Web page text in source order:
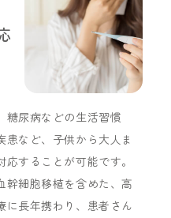
糖尿病などの生活習慣
など、子供から大人ま
することが可能です。
幹細胞移植を含めた、高
に長年携わり、患者さん